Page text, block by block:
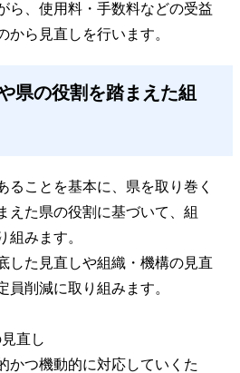
ら、使用料・手数料などの受益
から見直しを行います。
県の役割を踏まえた組
ることを基本に、県を取り巻く
えた県の役割に基づいて、組
組みます。
した見直しや組織・機構の見直
員削減に取り組みます。
直し
かつ機動的に対応していくた